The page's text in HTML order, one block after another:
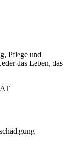
Pflege und
das Leben, das